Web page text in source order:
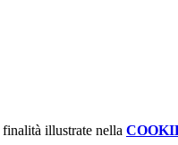
illustrate nella